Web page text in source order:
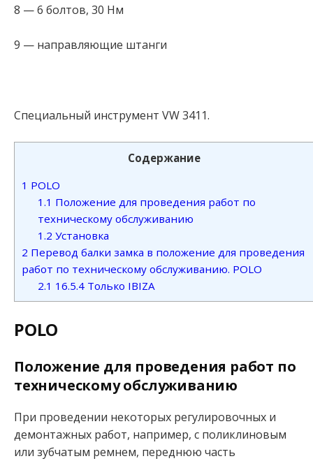
8 — 6 болтов, 30 Нм
9 — направляющие штанги
Специальный инструмент VW 3411.
Содержание
1 POLO
1.1 Положение для проведения работ по
техническому обслуживанию
1.2 Установка
2 Перевод балки замка в положение для проведения
работ по техническому обслуживанию. POLO
2.1 16.5.4 Только IBIZA
POLO
Положение для проведения работ по
техническому обслуживанию
При проведении некоторых регулировочных и
демонтажных работ, например, с поликлиновым
или зубчатым ремнем, переднюю часть